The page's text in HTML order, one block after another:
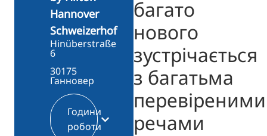
багато
нового
зустрічається
з багатьма
перевіреними
речами
Hannover
Schweizerhof
Hinüberstraße
6
30175
Ганновер
Години
роботи